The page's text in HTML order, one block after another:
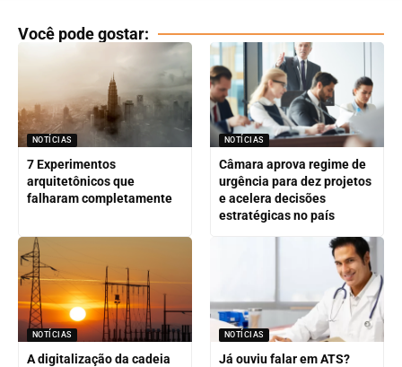
Você pode gostar:
NOTÍCIAS
7 Experimentos
arquitetônicos que
falharam completamente
NOTÍCIAS
Câmara aprova regime de
urgência para dez projetos
e acelera decisões
estratégicas no país
NOTÍCIAS
A digitalização da cadeia
NOTÍCIAS
Já ouviu falar em ATS?